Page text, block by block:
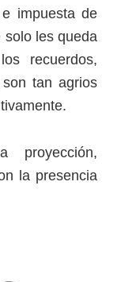
impuesta de
solo les queda
recuerdos,
tan agrios
proyección,
la presencia